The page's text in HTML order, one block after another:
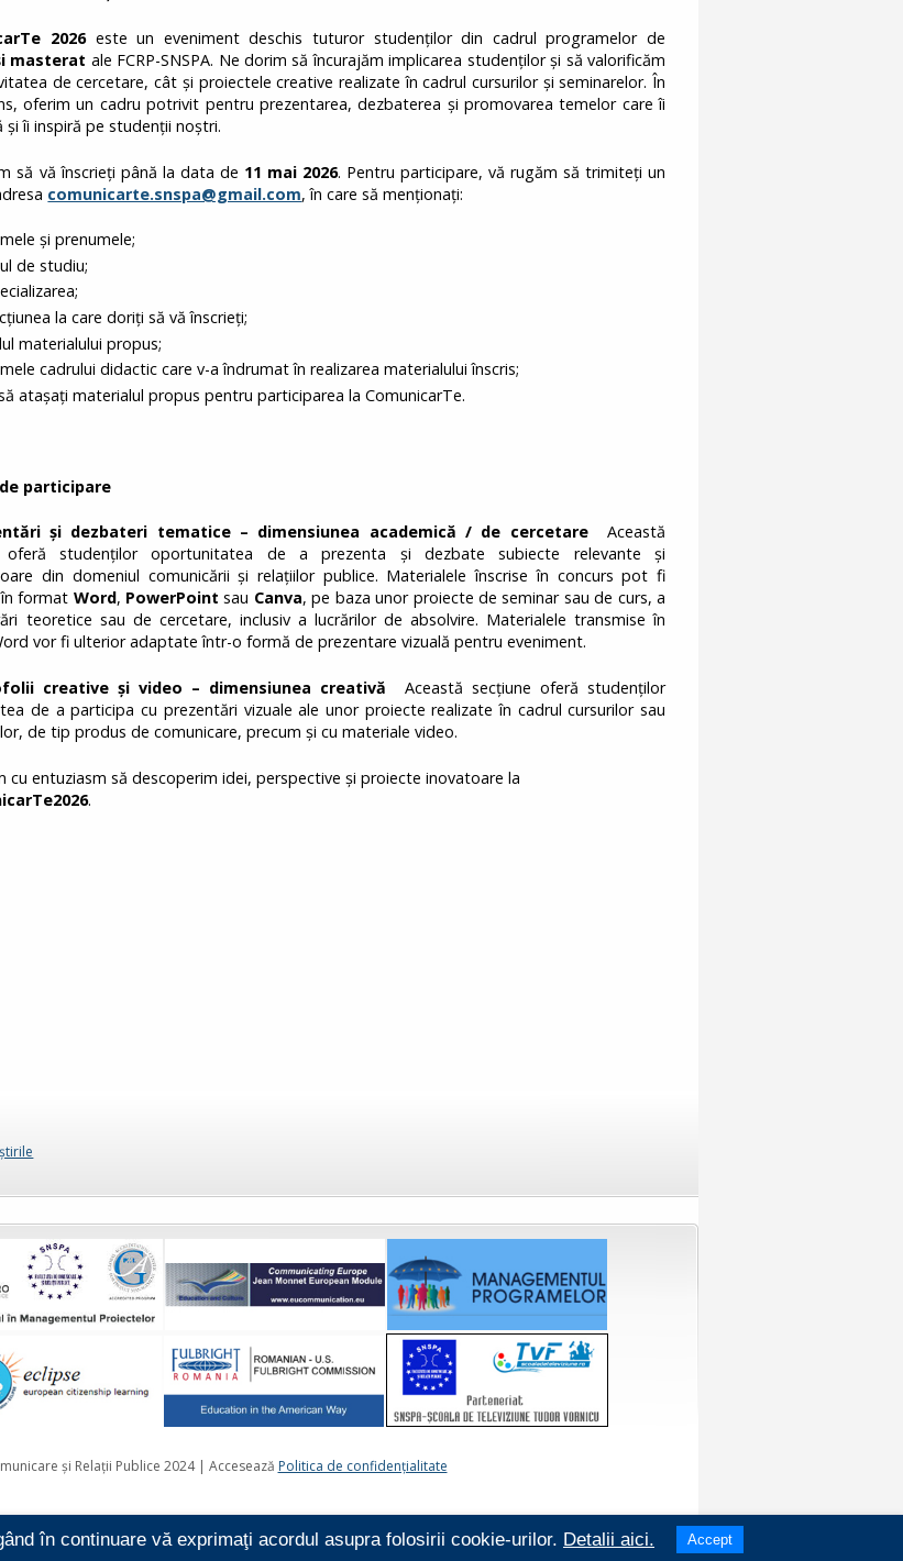
2026este un eveniment deschis tuturor studenților din cadrul programelor de
masterat ale FCRP-SNSPA. Ne dorim să încurajăm implicarea studenților și să valorificăm
de cercetare, cât și proiectele creative realizate în cadrul cursurilor și seminarelor. În
oferim un cadru potrivit pentru prezentarea, dezbaterea și promovarea temelor care îi
și îi inspiră pe studenții noștri.
să vă înscrieți până la data de 11 mai 2026. Pentru participare, vă rugăm să trimiteți un
comunicarte.snspa@gmail.com, în care să menționați:
și prenumele;
de studiu;
la care doriți să vă înscrieți;
materialului propus;
cadrului didactic care v-a îndrumat în realizarea materialului înscris;
atașați materialul propus pentru participarea la ComunicarTe.
participare
și dezbateri tematice – dimensiunea academică / de cercetareAceastă
oferă studenților oportunitatea de a prezenta și dezbate subiecte relevante și
din domeniul comunicării și relațiilor publice. Materialele înscrise în concurs pot fi
format Word, PowerPoint sau Canva, pe baza unor proiecte de seminar sau de curs, a
teoretice sau de cercetare, inclusiv a lucrărilor de absolvire. Materialele transmise în
vor fi ulterior adaptate într-o formă de prezentare vizuală pentru eveniment.
creative și video – dimensiunea creativă Această secțiune oferă studenților
de a participa cu prezentări vizuale ale unor proiecte realizate în cadrul cursurilor sau
de tip produs de comunicare, precum și cu materiale video.
cu entuziasm să descoperim idei, perspective și proiecte inovatoare la
.
și Relații Publice 2024 | Accesează Politica de confidenţialitate
în continuare vă exprimaţi acordul asupra folosirii cookie-urilor. Detalii aici. Accept